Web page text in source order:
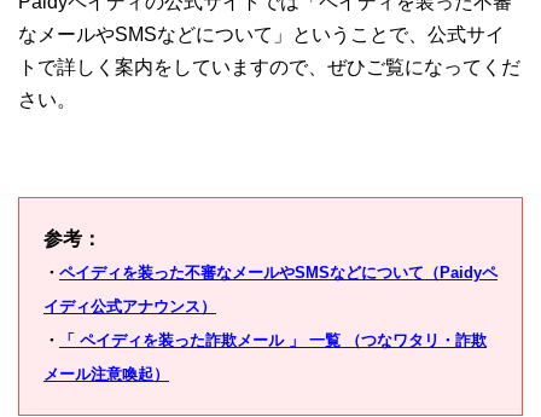
なメールやSMSなどについて」ということで、公式サイ
トで詳しく案内をしていますので、ぜひご覧になってくだ
さい。
参考：
・ ペイディを装った不審なメールやSMSなどについて（Paidyペ
イディ公式アナウンス）
・
「 ペイディを装った詐欺メール 」 一覧 （つなワタリ・詐欺
メール注意喚起）